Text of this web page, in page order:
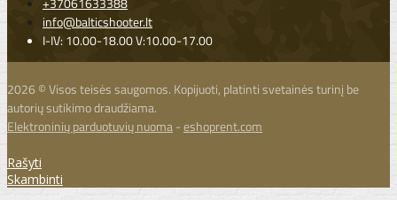
info@balticshooter.lt
I-IV: 10.00-18.00 V:10.00-17.00
2026 © Visos teisės saugomos. Kopijuoti, platinti svetainės turinį be
autorių sutikimo draudžiama.
Elektroninių parduotuvių nuoma-eshoprent.com
Rašyti
Skambinti